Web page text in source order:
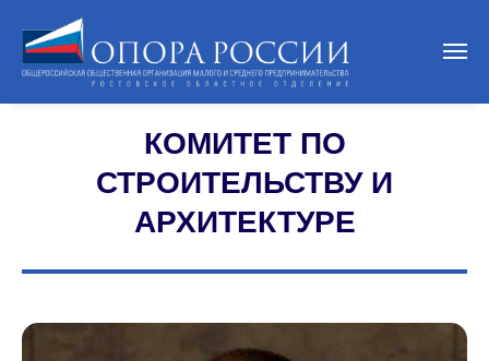
КОМИТЕТ ПО
СТРОИТЕЛЬСТВУ И
АРХИТЕКТУРЕ